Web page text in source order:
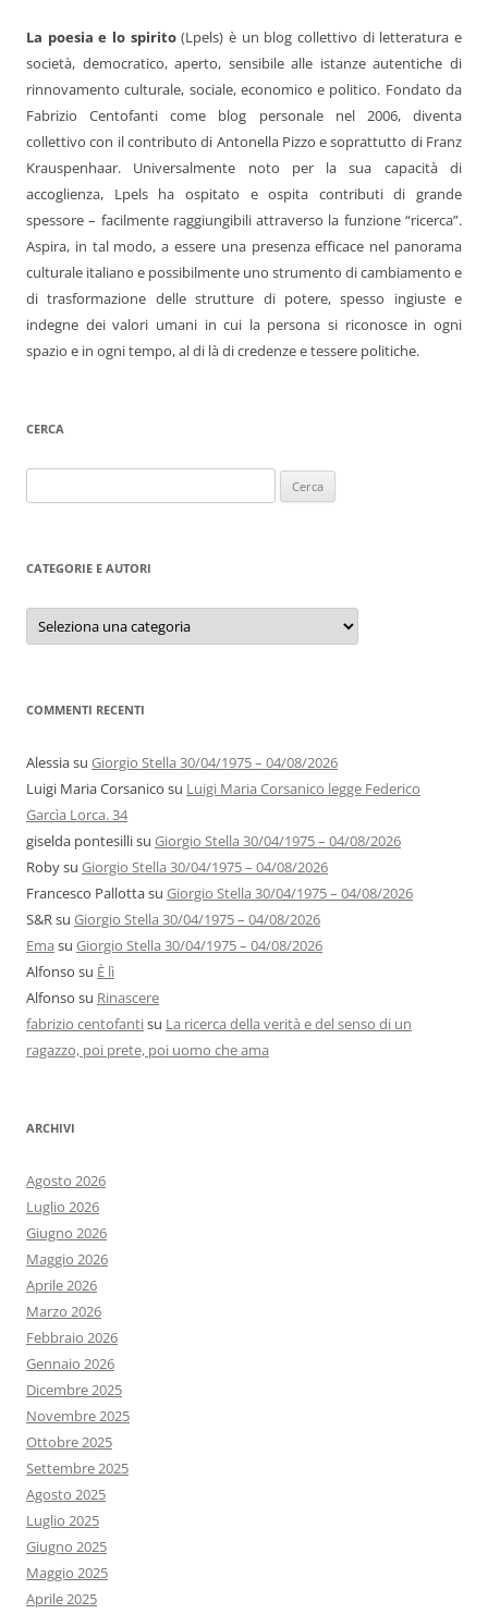
La poesia e lo spirito(Lpels) è un blog collettivo di letteratura e
società, democratico, aperto, sensibile alle istanze autentiche di
rinnovamento culturale, sociale, economico e politico. Fondato da
Fabrizio Centofanti come blog personale nel 2006, diventa
collettivo con il contributo di Antonella Pizzo e soprattutto di Franz
Krauspenhaar. Universalmente noto per la sua capacità di
accoglienza, Lpels ha ospitato e ospita contributi di grande
spessore – facilmente raggiungibili attraverso la funzione “ricerca”.
Aspira, in tal modo, a essere una presenza efficace nel panorama
culturale italiano e possibilmente uno strumento di cambiamento e
di trasformazione delle strutture di potere, spesso ingiuste e
indegne dei valori umani in cui la persona si riconosce in ogni
spazio e in ogni tempo, al di là di credenze e tessere politiche.
CERCA
per:
CATEGORIE E AUTORI
Categorie
autori
COMMENTI RECENTI
Alessiasu Giorgio Stella 30/04/1975 – 04/08/2026
Luigi Maria Corsanico su Luigi Maria Corsanico legge Federico
Garcìa Lorca. 34
giselda pontesillisu Giorgio Stella 30/04/1975 – 04/08/2026
Robysu Giorgio Stella 30/04/1975 – 04/08/2026
Francesco Pallottasu Giorgio Stella 30/04/1975 – 04/08/2026
S&Rsu Giorgio Stella 30/04/1975 – 04/08/2026
Ema su Giorgio Stella 30/04/1975 – 04/08/2026
Alfonso su È lì
Alfonso su Rinascere
fabrizio centofantisu La ricerca della verità e del senso di un
ragazzo, poi prete, poi uomo che ama
ARCHIVI
Agosto 2026
Luglio 2026
Giugno 2026
Maggio 2026
Aprile 2026
Marzo 2026
Febbraio 2026
Gennaio 2026
Dicembre 2025
Novembre 2025
Ottobre 2025
Settembre 2025
Agosto 2025
Luglio 2025
Giugno 2025
Maggio 2025
Aprile 2025